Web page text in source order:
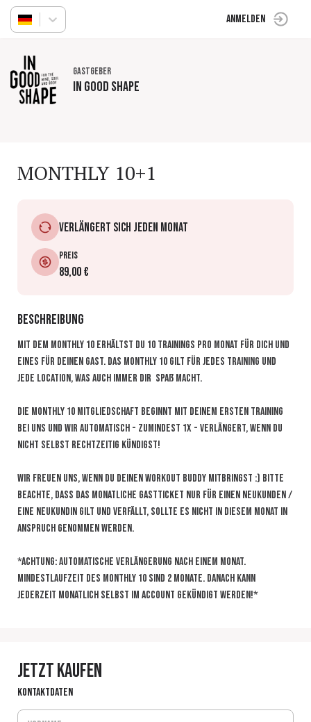
Anmelden
Gastgeber
in good shape
MONTHLY 10+1
Verlängert sich jeden Monat
Preis
89,00 €
Beschreibung
Mit dem MONTHLY 10 erhältst du 10 Trainings pro Monat für dich und
eines für deinen Gast. Das MONTHLY 10 gilt für jedes Training und
jede Location, was auch immer dir  Spaß macht.
Die MONTHLY 10 Mitgliedschaft beginnt mit deinem ersten Training
bei uns und wir automatisch - zumindest 1x - verlängert, wenn du
nicht selbst rechtzeitig kündigst!
Wir freuen uns, wenn du deinen workout buddy mitbringst :) Bitte
beachte, dass das monatliche Gastticket nur für einen Neukunden /
eine Neukundin gilt und verfällt, sollte es nicht in diesem Monat in
Anspruch genommen werden.
*ACHTUNG: automatische Verlängerung nach einem Monat.
Mindestlaufzeit des MONTHLY 10 sind 2 Monate. Danach kann
jederzeit monatlich selbst im Account gekündigt werden!*
Jetzt kaufen
Kontaktdaten